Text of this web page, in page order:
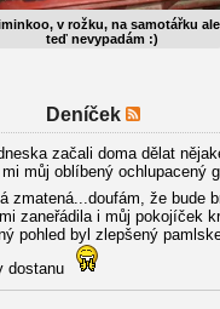
v rožku, na samotářku ale
teď nevypadám :)
Deníček
začali doma dělat
můj oblíbený ochlupacený
zmatená...doufám, že bude
zaneřádila i můj pokojíček
pohled byl zlepšený
dostanu